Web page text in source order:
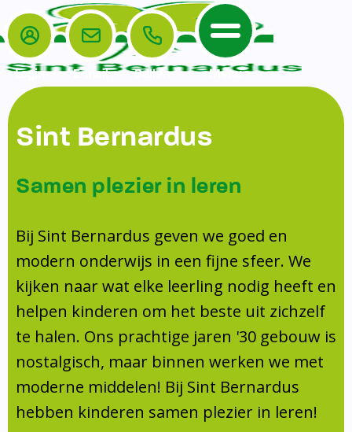
Home
De School
Veiligheidsplan
Onderwijs
Leerlingenraad
Leerlingenzorg
Doorstroomtoets
Jeugdprofessional op school
Centrum Jeugd en Gezin
Schoollogopedie
schoolondersteuningsprofiel
Schooltijden
Absentie
Vakanties
Aanmelden
Het Team
Ouders
Ouders
TussenSchoolse Opvang (TSO)
Ouderraad (OR)
Medezeggenschapsraad (MR)
Formulieren
Klachtenregeling
Contact
Login E-mail Bellen Menu
Sint Bernardus
Samen plezier in leren
Bij Sint Bernardus geven we goed en
modern onderwijs in een fijne sfeer. We
kijken naar wat elke leerling nodig heeft en
helpen kinderen om het beste uit zichzelf
te halen. Ons prachtige jaren '30 gebouw is
nostalgisch, maar binnen werken we met
moderne middelen! Bij Sint Bernardus
hebben kinderen samen plezier in leren!